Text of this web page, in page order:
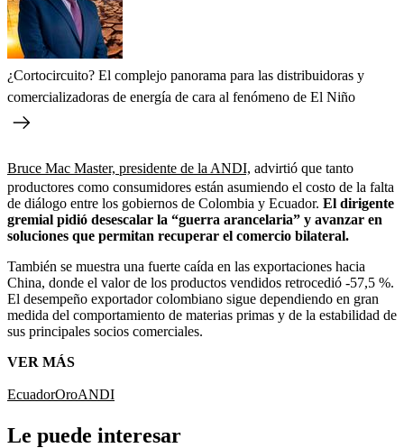
¿Cortocircuito? El complejo panorama para las distribuidoras y
comercializadoras de energía de cara al fenómeno de El Niño
Bruce Mac Master, presidente de la ANDI, advirtió que tanto
productores como consumidores están asumiendo el costo de la falta
de diálogo entre los gobiernos de Colombia y Ecuador. El dirigente
gremial pidió desescalar la “guerra arancelaria” y avanzar en
soluciones que permitan recuperar el comercio bilateral.
También se muestra una fuerte caída en las exportaciones hacia
China, donde el valor de los productos vendidos retrocedió -57,5 %.
El desempeño exportador colombiano sigue dependiendo en gran
medida del comportamiento de materias primas y de la estabilidad de
sus principales socios comerciales.
VER MÁS
EcuadorOroANDI
Le puede interesar